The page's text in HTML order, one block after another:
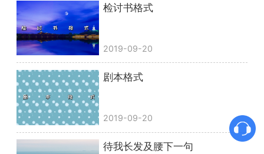
检讨书格式
2019-09-20
剧本格式
2019-09-20
待我长发及腰下一句